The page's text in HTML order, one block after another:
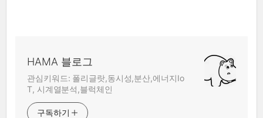
HAMA 블로그
관심키워드: 폴리글랏,동시성,분산,에너지Io
T, 시계열분석,블럭체인
구독하기